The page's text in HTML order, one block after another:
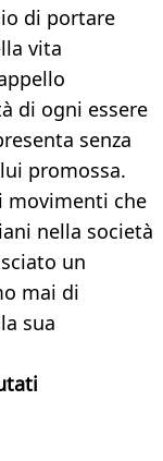
di portare
vita
di ogni essere
senza
promossa.
movimenti che
nella società
un
mai di
sua